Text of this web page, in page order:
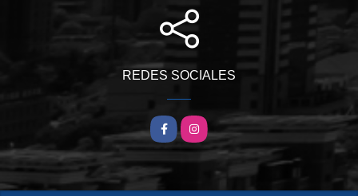
REDES SOCIALES
FacebookInstagram